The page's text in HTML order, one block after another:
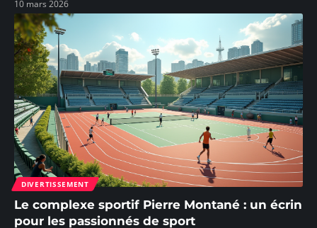
10 mars 2026
DIVERTISSEMENT
Le complexe sportif Pierre Montané : un écrin
pour les passionnés de sport